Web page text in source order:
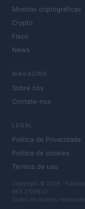
Moedas criptográficas
Crypto
Fisco
News
MAGAZINE
Sobre nós
Contate-nos
LEGAL
Política de Privacidade
Política de cookies
Termos de uso
Copyright © 2026 ·
REA 2729933
Todos os direitos